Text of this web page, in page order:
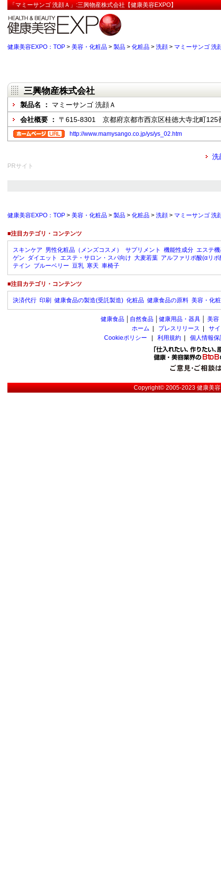
「マミーサンゴ 洗顔Ａ」:三興物産株式会社【健康美容EXPO】
健康美容EXPO：TOP > 美容・化粧品 > 製品 > 化粧品 > 洗顔 > マミーサンゴ 洗
三興物産株式会社
製品名 ： マミーサンゴ 洗顔Ａ
会社概要 ： 〒615-8301 京都府京都市西京区桂徳大寺北町125
http://www.mamysango.co.jp/ys/ys_02.htm
洗
PRサイト
健康美容EXPO：TOP > 美容・化粧品 > 製品 > 化粧品 > 洗顔 > マミーサンゴ 洗
■注目カテゴリ・コンテンツ
スキンケア 男性化粧品（メンズコスメ） サプリメント 機能性成分 エステ
ゲン ダイエット エステ・サロン・スパ向け 大麦若葉 アルファリポ酸(αリポ
テイン ブルーベリー 豆乳 寒天 車椅子
■注目カテゴリ・コンテンツ
決済代行 印刷 健康食品の製造(受託製造) 化粧品 健康食品の原料 美容・化
健康食品 自然食品 健康用品・器具 美容
ホーム
プレスリリース
サ
Cookieポリシー
利用規約 個人情報
Copyright© 2005-2023健康美